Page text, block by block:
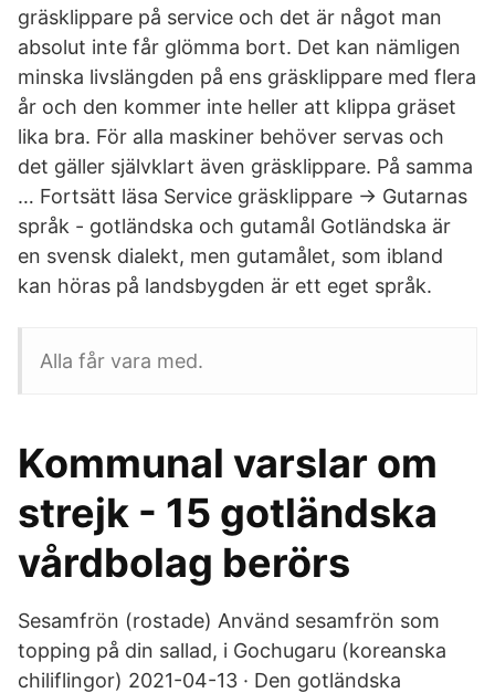
gräsklippare på service och det är något man
absolut inte får glömma bort. Det kan nämligen
minska livslängden på ens gräsklippare med flera
år och den kommer inte heller att klippa gräset
lika bra. För alla maskiner behöver servas och
det gäller självklart även gräsklippare. På samma
… Fortsätt läsa Service gräsklippare → Gutarnas
språk - gotländska och gutamål Gotländska är
en svensk dialekt, men gutamålet, som ibland
kan höras på landsbygden är ett eget språk.
Alla får vara med.
Kommunal varslar om
strejk - 15 gotländska
vårdbolag berörs
Sesamfrön (rostade) Använd sesamfrön som
topping på din sallad, i Gochugaru (koreanska
chiliflingor) 2021-04-13 · Den gotländska